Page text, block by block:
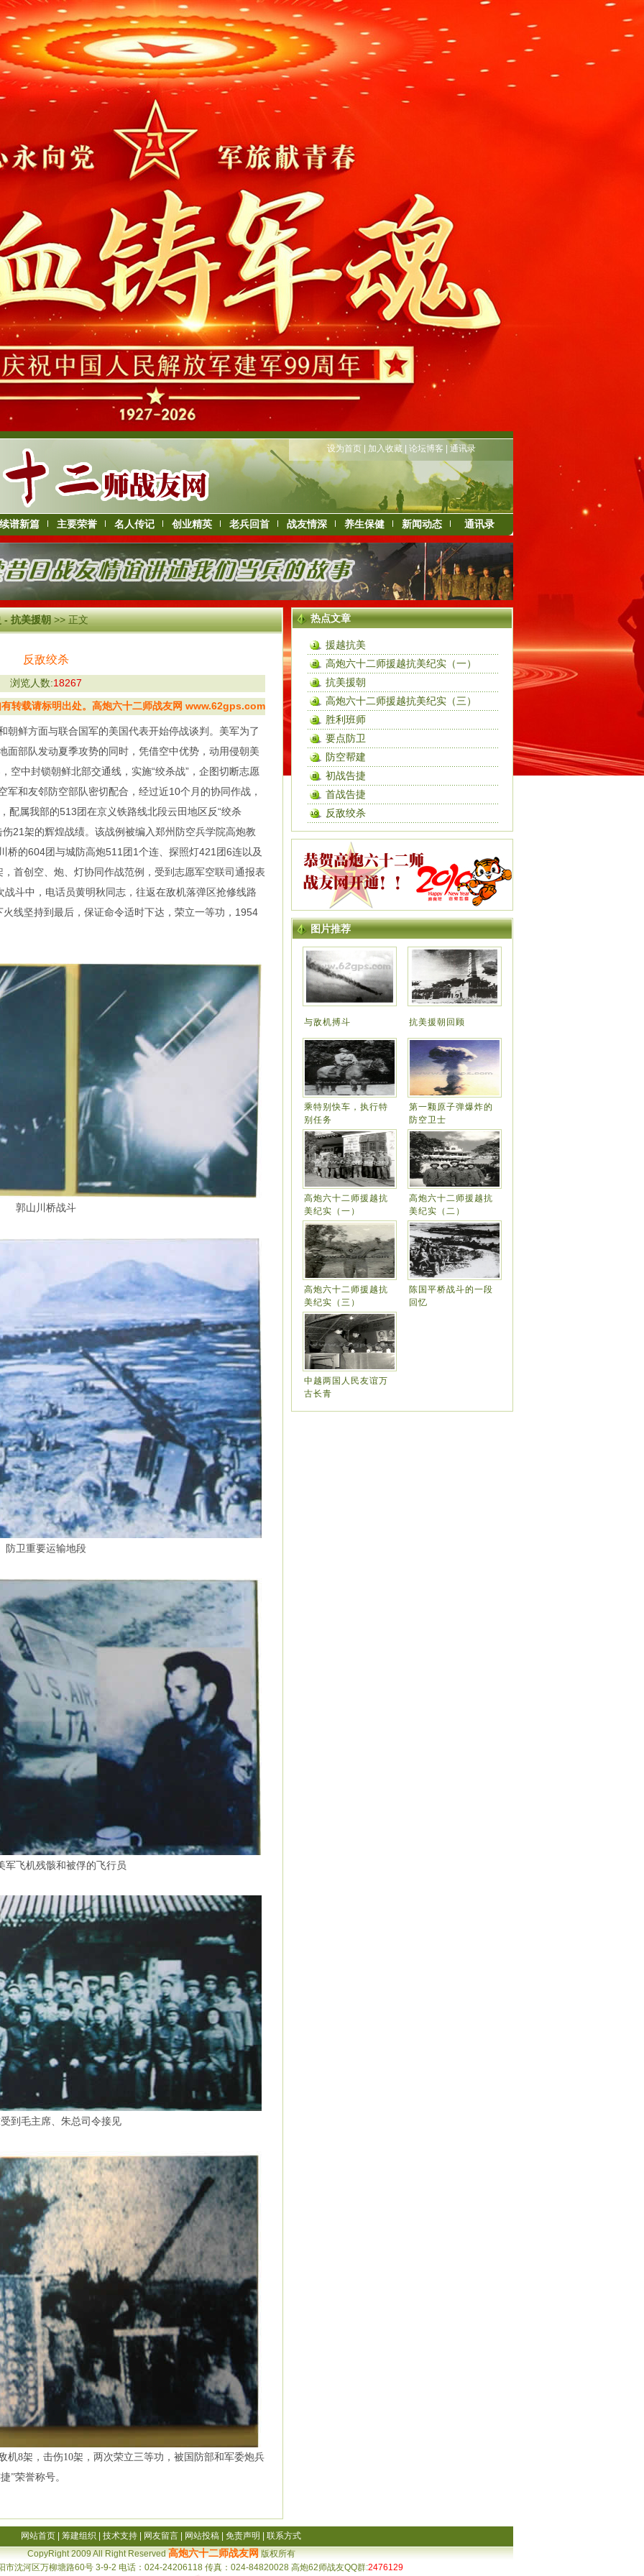
设为首页| 加入收藏| 论坛博客 通讯录
谱新篇 主要荣誉 名人传记 创业精英 老兵回首 战友情深 养生保健 新闻动态 通讯录
- 抗美援朝>> 正文
反敌绞杀
浏览人数:18267
转载请标明出处。高炮六十二师战友网 www.62gps.com
方面与联合国军的美国代表开始停战谈判。美军为了
面部队发动夏季攻势的同时，凭借空中优势，动用侵朝美
空中封锁朝鲜北部交通线，实施“绞杀战”，企图切断志愿
军和友邻防空部队密切配合，经过近10个月的协同作战，
配属我部的513团在京义铁路线北段云田地区反“绞杀
21架的辉煌战绩。该战例被编入郑州防空兵学院高炮教
桥的604团与城防高炮511团1个连、探照灯421团6连以及
首创空、炮、灯协同作战范例，受到志愿军空联司通报表
战斗中，电话员黄明秋同志，往返在敌机落弹区抢修线路
线坚持到最后，保证命令适时下达，荣立一等功，1954
郭山川桥战斗
防卫重要运输地段
军飞机残骸和被俘的飞行员
到毛主席、朱总司令接见
8架，击伤10架，两次荣立三等功，被国防部和军委炮兵
”荣誉称号。
热点文章
援越抗美
高炮六十二师援越抗美纪实（一）
抗美援朝
高炮六十二师援越抗美纪实（三）
胜利班师
要点防卫
防空帮建
初战告捷
首战告捷
反敌绞杀
图片推荐
与敌机搏斗 抗美援朝回顾
乘特别快车，执行特
别任务
第一颗原子弹爆炸的
防空卫士
高炮六十二师援越抗
美纪实（一）
高炮六十二师援越抗
美纪实（二）
高炮六十二师援越抗
美纪实（三）
陈国平桥战斗的一段
回忆
中越两国人民友谊万
古长青
网站首页 筹建组织 技术支持 网友留言 网站投稿 免责声明
联系方式
CopyRight 2009 All Right Reserved高炮六十二师战友网版权所有
市沈河区万柳塘路60号 3-9-2 电话：024-24206118 传真：024-84820028 高炮62师战友QQ群:2476129